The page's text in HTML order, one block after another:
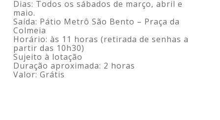
Dias: Todos os sábados de março, abril e
maio.
Saída: Pátio Metrô São Bento – Praça da
Colmeia
Horário: às 11 horas (retirada de senhas a
partir das 10h30)
Sujeito à lotação
Duração aproximada: 2 horas
Valor: Grátis